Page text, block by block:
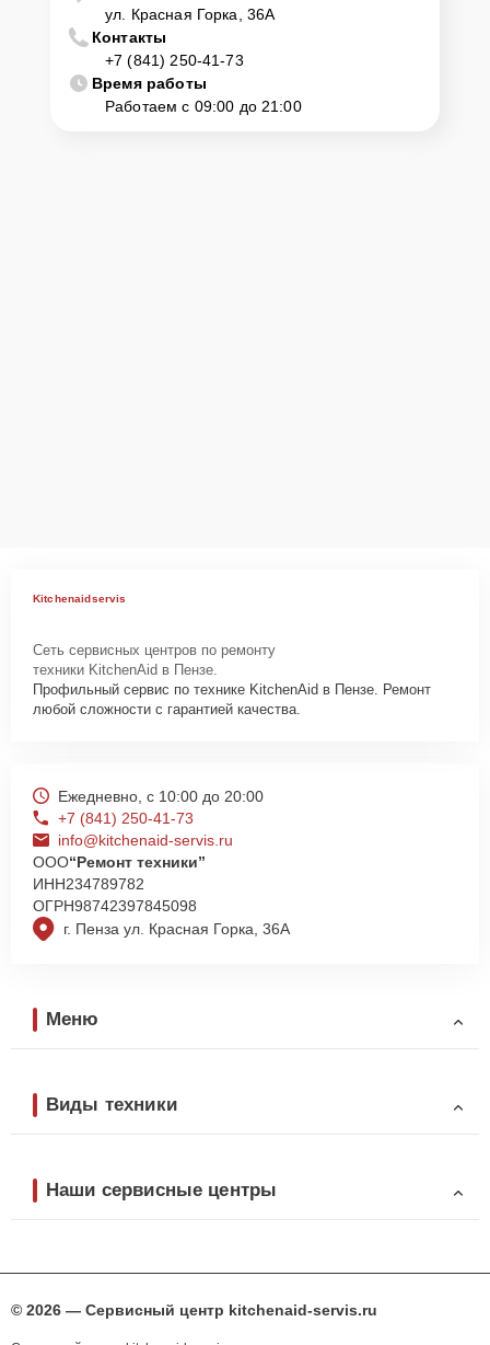
ул. Красная Горка, 36А
Контакты
+7 (841) 250-41-73
Время работы
Работаем с 09:00 до 21:00
Kitchenaidservis
Сеть сервисных центров по ремонту
техники KitchenAid в Пензе.
Профильный сервис по технике KitchenAid в Пензе. Ремонт
любой сложности с гарантией качества.
г. Пенза ул. Красная Горка, 36А
Ежедневно, с 10:00 до 20:00
+7 (841) 250-41-73
info@kitchenaid-servis.ru
ООО“Ремонт техники”
ИНН234789782
ОГРН98742397845098
Меню
Виды техники
Наши сервисные центры
© 2026 — Сервисный центр kitchenaid-servis.ru